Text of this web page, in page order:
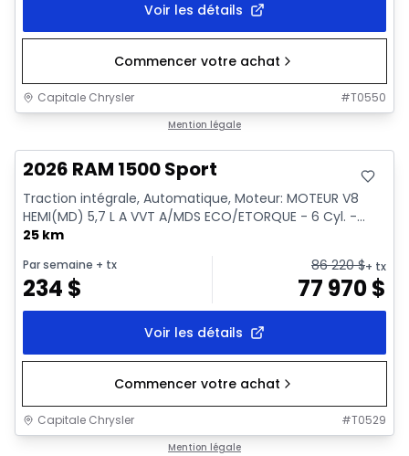
Voir les détails
Commencer votre achat
Capitale Chrysler #T0550
Mention légale
2026 RAM 1500 Sport
Traction intégrale, Automatique, Moteur: MOTEUR V8
HEMI(MD) 5,7 L A VVT A/MDS ECO/ETORQUE - 6 Cyl. -...
25 km
Par semaine + tx
234 $
86 220$+ tx
77 970$
Voir les détails
Commencer votre achat
Capitale Chrysler #T0529
Mention légale